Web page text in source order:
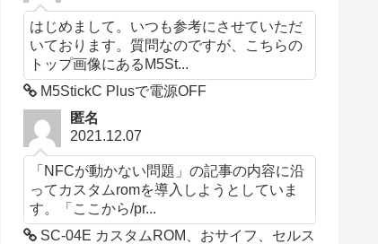
はじめまして。いつも参考にさせていただ
いております。質問なのですが、こちらの
トップ画像にあるM5St...
M5StickC Plusで電源OFF
匿名
2021.12.07
「NFCが動かない問題」の記事の内容に沿
ってカスタムromを導入しようとしていま
す。「ここから/pr...
SC-04E カスタムROM、おサイフ、セルス